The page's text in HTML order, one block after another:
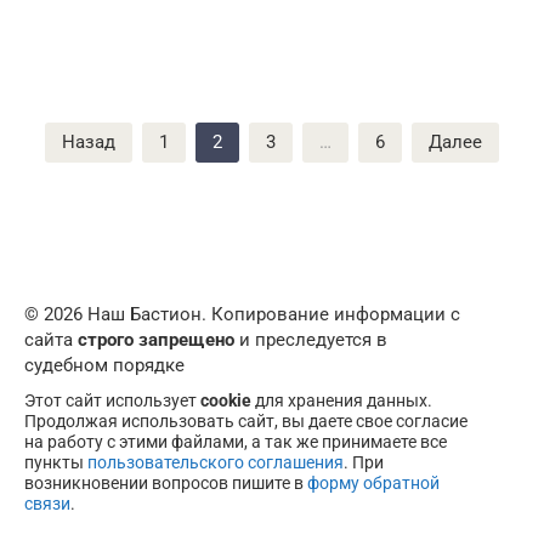
Пагинация
записей
Назад 1 2 3 … 6 Далее
© 2026 Наш Бастион. Копирование информации с
сайта строго запрещено и преследуется в
судебном порядке
Этот сайт используетcookie для хранения данных.
Продолжая использовать сайт, вы даете свое согласие
на работу с этими файлами, а так же принимаете все
пункты пользовательского соглашения. При
возникновении вопросов пишите вформу обратной
связи.